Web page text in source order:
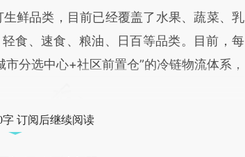
鲜品类，目前已经覆盖了水果、蔬菜、乳
食、速食、粮油、日百等品类。目前，每
分选中心+社区前置仓”的冷链物流体系，
字 订阅后继续阅读